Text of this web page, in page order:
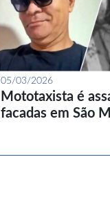
05/03/2026
Mototaxista é
facadas em São